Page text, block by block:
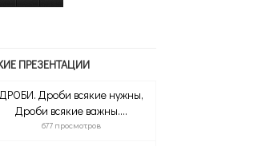
ПРЕЗЕНТАЦИИ
ДРОБИ. Дроби всякие нужны,
Дроби всякие важны....
677 просмотров